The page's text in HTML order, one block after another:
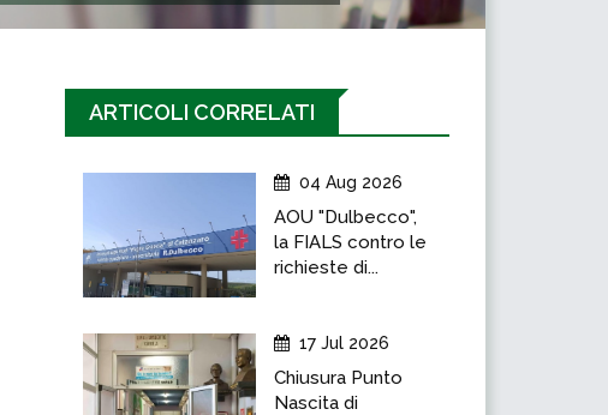
ARTICOLI CORRELATI
04 Aug 2026
AOU "Dulbecco",
la FIALS contro le
richieste di...
17 Jul 2026
Chiusura Punto
Nascita di